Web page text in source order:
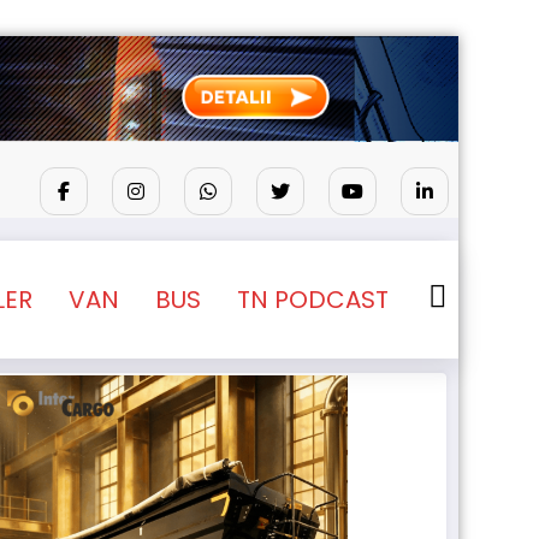
VAN BUS TN PODCAST
Lars Ljungström a fost numit director
NEWS STIRI